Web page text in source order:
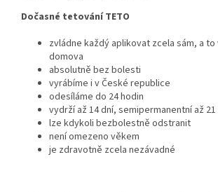
Dočasné tetování TETO
zvládne každý aplikovat zcela sám, a
domova
absolutně bez bolesti
vyrábíme i v České republice
odesíláme do 24 hodin
vydrží až 14 dní, semipermanentní až
lze kdykoli bezbolestně odstranit
není omezeno věkem
je zdravotně zcela nezávadné